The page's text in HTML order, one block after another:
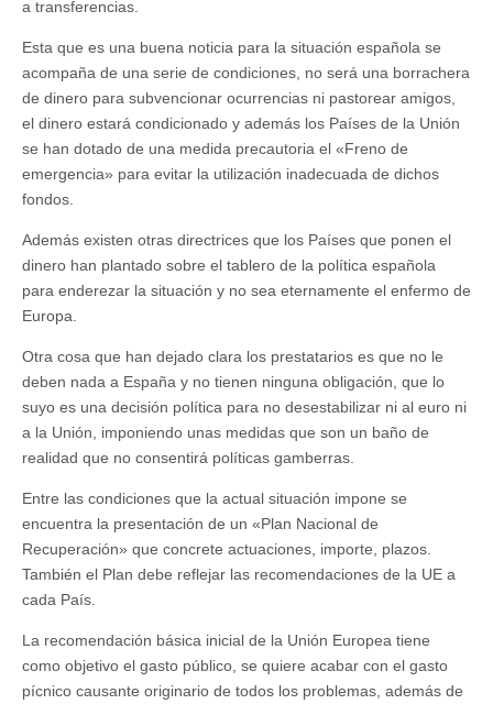
a transferencias.
Esta que es una buena noticia para la situación española se
acompaña de una serie de condiciones, no será una borrachera
de dinero para subvencionar ocurrencias ni pastorear amigos,
el dinero estará condicionado y además los Países de la Unión
se han dotado de una medida precautoria el «Freno de
emergencia» para evitar la utilización inadecuada de dichos
fondos.
Además existen otras directrices que los Países que ponen el
dinero han plantado sobre el tablero de la política española
para enderezar la situación y no sea eternamente el enfermo de
Europa.
Otra cosa que han dejado clara los prestatarios es que no le
deben nada a España y no tienen ninguna obligación, que lo
suyo es una decisión política para no desestabilizar ni al euro ni
a la Unión, imponiendo unas medidas que son un baño de
realidad que no consentirá políticas gamberras.
Entre las condiciones que la actual situación impone se
encuentra la presentación de un «Plan Nacional de
Recuperación» que concrete actuaciones, importe, plazos.
También el Plan debe reflejar las recomendaciones de la UE a
cada País.
La recomendación básica inicial de la Unión Europea tiene
como objetivo el gasto público, se quiere acabar con el gasto
pícnico causante originario de todos los problemas, además de